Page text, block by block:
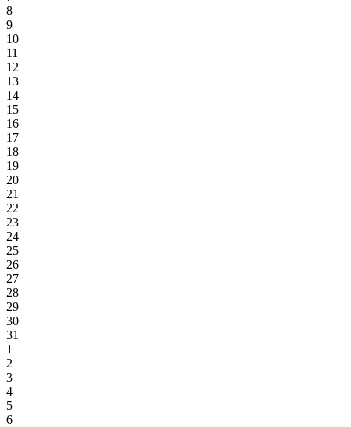
8
9
10
11
12
13
14
15
16
17
18
19
20
21
22
23
24
25
26
27
28
29
30
31
1
2
3
4
5
6